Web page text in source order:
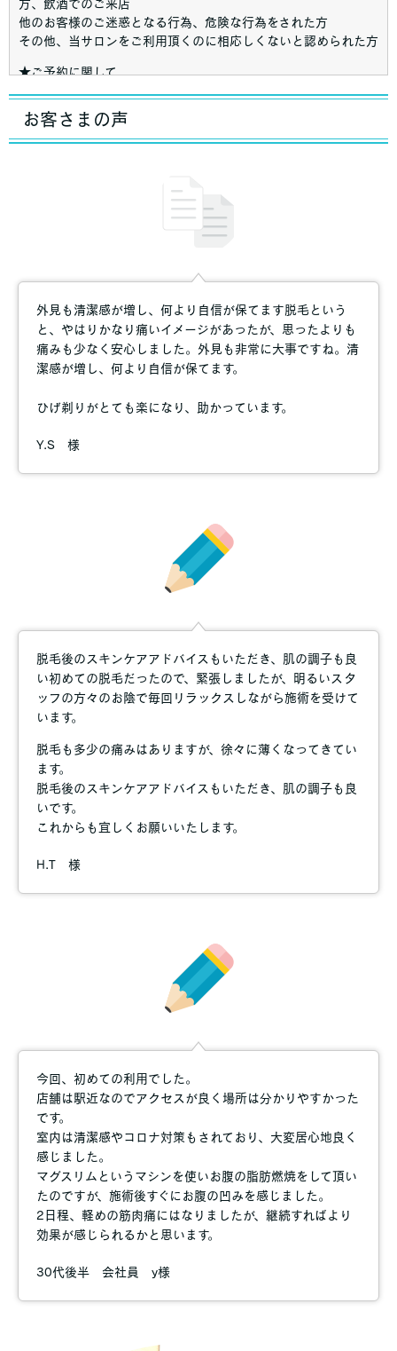
方、飲酒でのご来店
他のお客様のご迷惑となる行為、危険な行為をされた方
その他、当サロンをご利用頂くのに相応しくないと認められた方
★ご予約に関して
当サロンは、完全予約制となっておりますので、あらかじめお電
話もしくはご来店されてご予約頂きますようお願い致します。
なお、お部屋の空き状況により、当日のご予約、ご利用も可能で
お客様のご都合により当日キャンセルを２回された場合、又は無
断キャンセルは予定していた技術を行ったものとみなします。あ
★ご予約当日に関して
ご予約の時間に遅れた場合、技術を短縮させて頂く場合もござい
ますのでご了承ください。
事前に簡単なアンケートとカウンセリングをさせて頂きます。ご
不明な点はご相談ください。
よってはお客様のご希望の施術内容をお受け出来ない場合もござ
携帯電話はマナーモードでお願い致します。
技術中、体調を崩されるようなことがありましたらエステティシ
お客さまの声
外見も清潔感が増し、何より自信が保てます脱毛という
と、やはりかなり痛いイメージがあったが、思ったよりも
痛みも少なく安心しました。外見も非常に大事ですね。清
潔感が増し、何より自信が保てます。
ひげ剃りがとても楽になり、助かっています。
Y.S 様
脱毛後のスキンケアアドバイスもいただき、肌の調子も良
い初めての脱毛だったので、緊張しましたが、明るいスタ
ッフの方々のお陰で毎回リラックスしながら施術を受けて
います。
脱毛も多少の痛みはありますが、徐々に薄くなってきてい
ます。
脱毛後のスキンケアアドバイスもいただき、肌の調子も良
いです。
これからも宜しくお願いいたします。
H.T 様
今回、初めての利用でした。
店舗は駅近なのでアクセスが良く場所は分かりやすかった
です。
室内は清潔感やコロナ対策もされており、大変居心地良く
感じました。
マグスリムというマシンを使いお腹の脂肪燃焼をして頂い
たのですが、施術後すぐにお腹の凹みを感じました。
2日程、軽めの筋肉痛にはなりましたが、継続すればより
効果が感じられるかと思います。
30代後半 会社員 y様